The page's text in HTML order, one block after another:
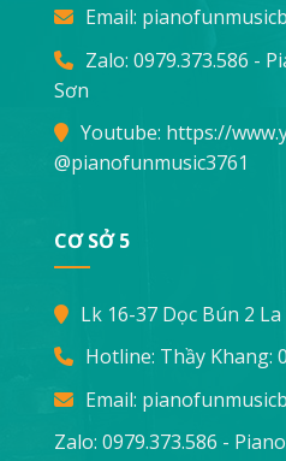
Email:
Zalo: 0979.373.586 -
Sơn
Youtube: https://
@pianofunmusic3761
CƠ SỞ 5
Lk 16-37 Dọc Bún 2
Hotline: Thầy Khang:
Email:
Zalo: 0979.373.586 -